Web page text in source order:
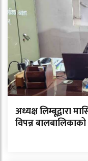
अध्यक्ष लिम्बूद्वारा
विपन्न